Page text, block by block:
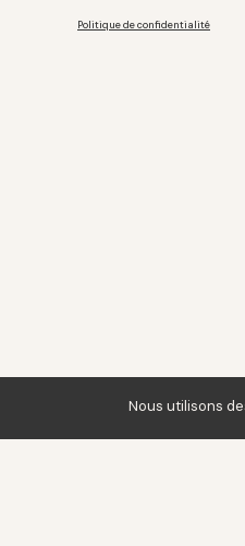
Politique de confidentialité
Nous utilisons